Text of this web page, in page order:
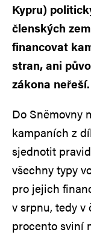
Kypru)
členských
financovat
stran, ani
zákona
Do Sněmovny
kampaních z
sjednotit
všechny typy
pro jejich
v srpnu, tedy v
procento sviní